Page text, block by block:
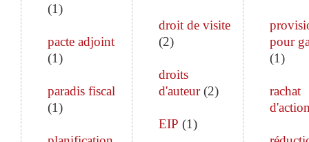
(1)
pacte adjoint
(1)
paradis fiscal
(1)
droit de visite
(2)
droits
d'auteur(2)
EIP (1)
pour
(1)
rachat